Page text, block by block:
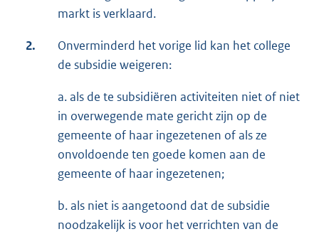
markt is verklaard.
2.
Onverminderd het vorige lid kan het college
de subsidie weigeren:
a. als de te subsidiëren activiteiten niet of niet
in overwegende mate gericht zijn op de
gemeente of haar ingezetenen of als ze
onvoldoende ten goede komen aan de
gemeente of haar ingezetenen;
b. als niet is aangetoond dat de subsidie
noodzakelijk is voor het verrichten van de